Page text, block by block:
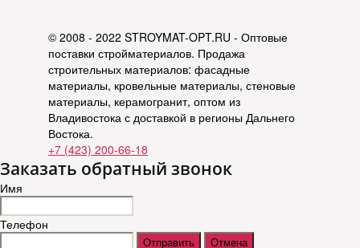
© 2008 - 2022 STROYMAT-OPT.RU - Оптовые
поставки стройматериалов. Продажа
строительных материалов: фасадные
материалы, кровельные материалы, стеновые
материалы, керамогранит, оптом из
Владивостока с доставкой в регионы Дальнего
Востока.
+7 (423) 200-66-18
Заказать обратный звонок
Имя
Телефон
Отправить Отмена